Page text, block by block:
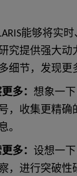
能够将实
究提供强大动
细节，发现
多： 想象一
，收集更精
。
多： 设想一
，进行突破性